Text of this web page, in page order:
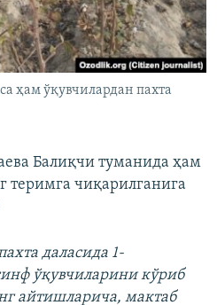
ҳам ўқувчилардан пахта
Балиқчи туманида ҳам
теримга чиқарилганига
даласида 1-
ўқувчиларини кўриб
айтишларича, мактаб